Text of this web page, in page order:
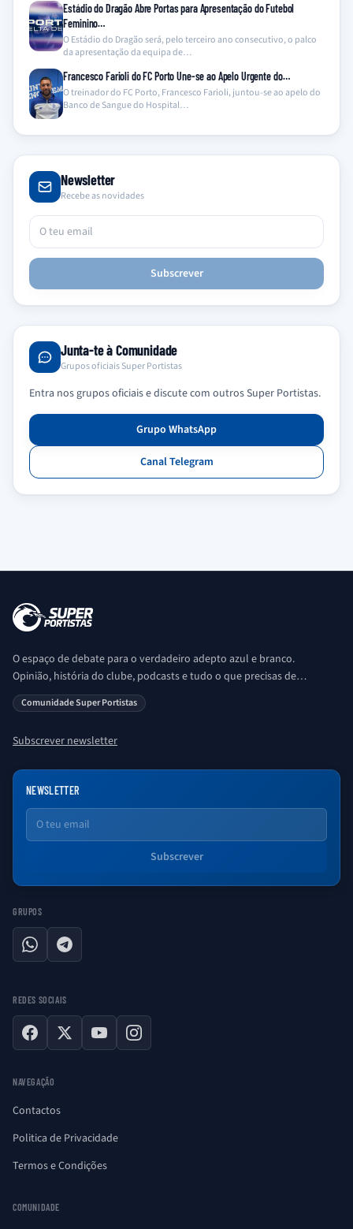
Estádio do Dragão Abre Portas para Apresentação do Futebol
Feminino…
O Estádio do Dragão será, pelo terceiro ano consecutivo, o palco
da apresentação da equipa de…
Francesco Farioli do FC Porto Une-se ao Apelo Urgente do…
O treinador do FC Porto, Francesco Farioli, juntou-se ao apelo do
Banco de Sangue do Hospital…
Newsletter
Recebe as novidades
Subscrever
Junta-te à Comunidade
Grupos oficiais Super Portistas
Entra nos grupos oficiais e discute com outros Super Portistas.
Grupo WhatsApp
Canal Telegram
O espaço de debate para o verdadeiro adepto azul e branco.
Opinião, história do clube, podcasts e tudo o que precisas de
saber sobre o universo Porto. Ser Porto é aqui!
Comunidade Super Portistas
Subscrever newsletter
NEWSLETTER
Email
Subscrever
GRUPOS
WhatsAppTelegram
REDES SOCIAIS
Facebook
X YouTubeInstagram
NAVEGAÇÃO
Contactos
Politica de Privacidade
Termos e Condições
COMUNIDADE